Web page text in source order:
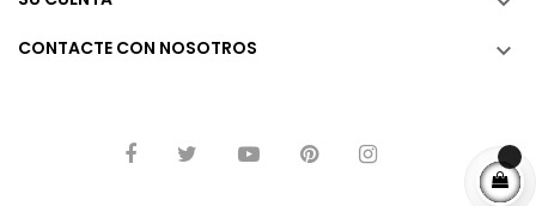
CONTACTE CON NOSOTROS 